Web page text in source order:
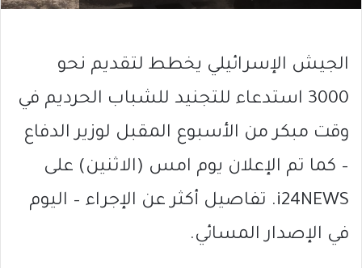
الجيش الإسرائيلي يخطط لتقديم نحو
3000 استدعاء للتجنيد للشباب الحرديم في
وقت مبكر من الأسبوع المقبل لوزير الدفاع
– كما تم الإعلان يوم امس (الاثنين) على
i24NEWS. تفاصيل أكثر عن الإجراء – اليوم
في الإصدار المسائي.